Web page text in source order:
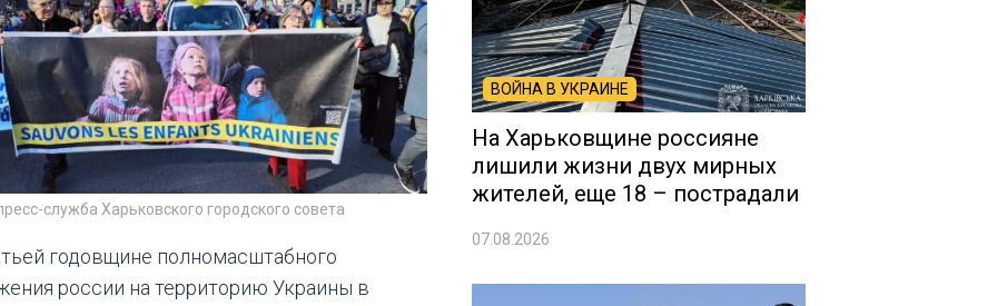
служба Харьковского городского совета
годовщине полномасштабного
россии на территорию Украины в
ВОЙНА В УКРАИНЕ
На Харьковщине россияне
лишили жизни двух мирных
жителей, еще 18 – пострадали
07.08.2026